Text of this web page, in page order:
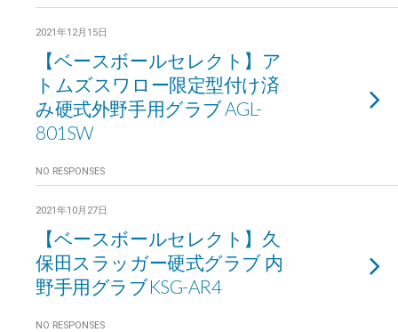
2021年12月15日
【ベースボールセレクト】ア
トムズスワロー限定型付け済
み硬式外野手用グラブ AGL-
801SW
NO RESPONSES
2021年10月27日
【ベースボールセレクト】久
保田スラッガー硬式グラブ 内
野手用グラブKSG-AR4
NO RESPONSES